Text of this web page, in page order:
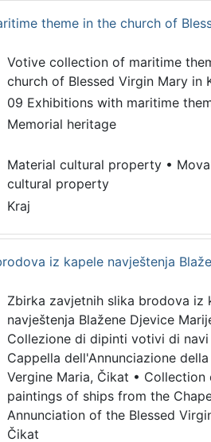
theme in the church of
Votive collection of maritime
church of Blessed Virgin Mary in
09 Exhibitions with maritime
Memorial heritage
Material cultural property•
cultural property
Kraj
iz kapele navještenja
Zbirka zavjetnih slika brodova iz
navještenja Blažene Djevice
Collezione di dipinti votivi di navi
Cappella dell'Annunciazione della
Vergine Maria, Čikat • Collection
paintings of ships from the
Annunciation of the Blessed
Čikat